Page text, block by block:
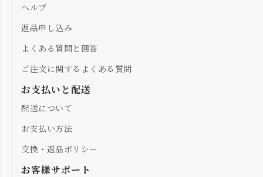
ヘルプ
返品申し込み
よくある質問と回答
ご注文に関するよくある質問
お支払いと配送
配送について
お支払い方法
交換・返品ポリシー
お客様サポート